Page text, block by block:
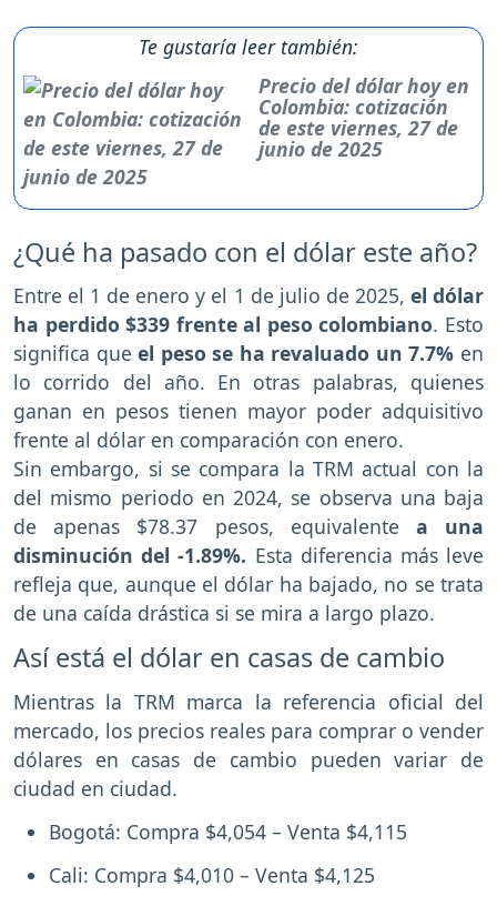
Te gustaría leer también:
Precio del dólar hoy en
Colombia: cotización
de este viernes, 27 de
junio de 2025
¿Qué ha pasado con el dólar este año?
Entre el 1 de enero y el 1 de julio de 2025, el dólar
ha perdido $339 frente al peso colombiano. Esto
significa queel peso se ha revaluado un 7.7% en
lo corrido del año. En otras palabras, quienes
ganan en pesos tienen mayor poder adquisitivo
frente al dólar en comparación con enero.
Sin embargo, si se compara la TRM actual con la
del mismo periodo en 2024, se observa una baja
de apenas $78.37 pesos, equivalente a una
disminución del -1.89%. Esta diferencia más leve
refleja que, aunque el dólar ha bajado, no se trata
de una caída drástica si se mira a largo plazo.
Así está el dólar en casas de cambio
Mientras la TRM marca la referencia oficial del
mercado, los precios reales para comprar o vender
dólares en casas de cambio pueden variar de
ciudad en ciudad.
Bogotá: Compra $4,054 – Venta $4,115
Cali: Compra $4,010 – Venta $4,125